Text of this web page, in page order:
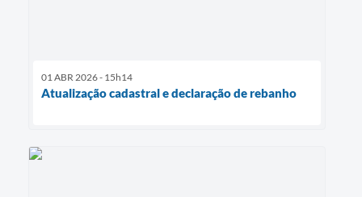
01 ABR 2026 - 15h14
Atualização cadastral e declaração de rebanho